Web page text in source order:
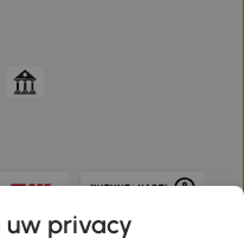
uw privacy